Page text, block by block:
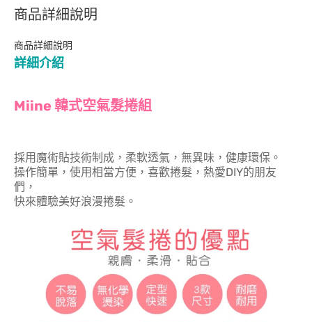
商品詳細說明
商品詳細說明
詳細介紹
Miine 韓式空氣髮捲組
採用魔術貼技術制成，柔軟透氣，無異味，健康環保。
操作簡單，使用相當方便，喜歡捲髮，熱愛DIY的朋友
們，
快來體驗美好浪漫捲髮。